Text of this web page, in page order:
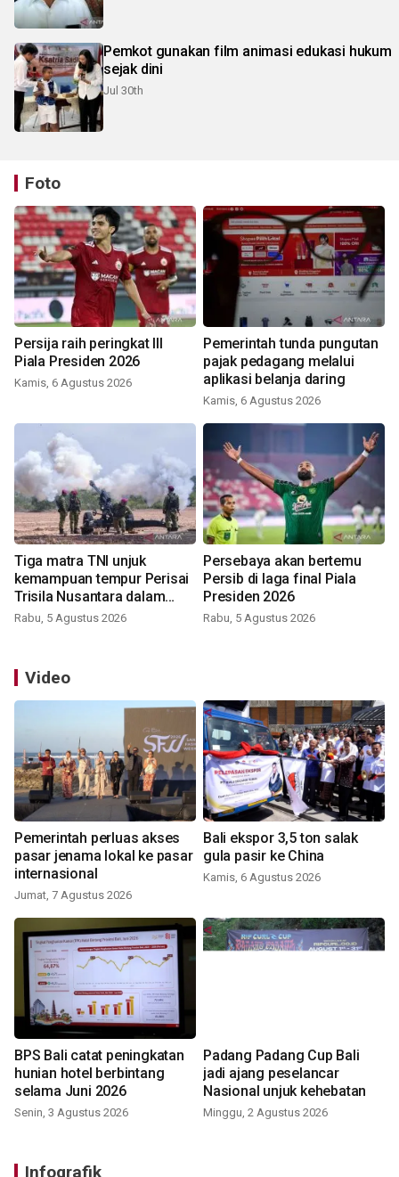
Pemkot gunakan film animasi edukasi hukum
sejak dini
Jul 30th
Foto
Persija raih peringkat III
Piala Presiden 2026
Kamis, 6 Agustus 2026
Pemerintah tunda pungutan
pajak pedagang melalui
aplikasi belanja daring
Kamis, 6 Agustus 2026
Tiga matra TNI unjuk
kemampuan tempur Perisai
Trisila Nusantara dalam
latihan di Kepri
Rabu, 5 Agustus 2026
Persebaya akan bertemu
Persib di laga final Piala
Presiden 2026
Rabu, 5 Agustus 2026
Video
Pemerintah perluas akses
pasar jenama lokal ke pasar
internasional
Jumat, 7 Agustus 2026
Bali ekspor 3,5 ton salak
gula pasir ke China
Kamis, 6 Agustus 2026
BPS Bali catat peningkatan
hunian hotel berbintang
selama Juni 2026
Senin, 3 Agustus 2026
Padang Padang Cup Bali
jadi ajang peselancar
Nasional unjuk kehebatan
Minggu, 2 Agustus 2026
Infografik